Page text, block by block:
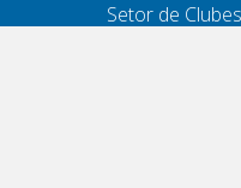
Setor de